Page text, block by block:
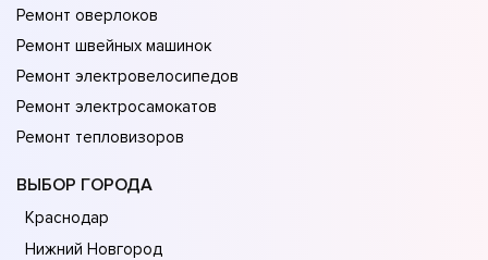
Ремонт оверлоков
Ремонт швейных машинок
Ремонт электровелосипедов
Ремонт электросамокатов
Ремонт тепловизоров
ВЫБОР ГОРОДА
Краснодар
Нижний Новгород